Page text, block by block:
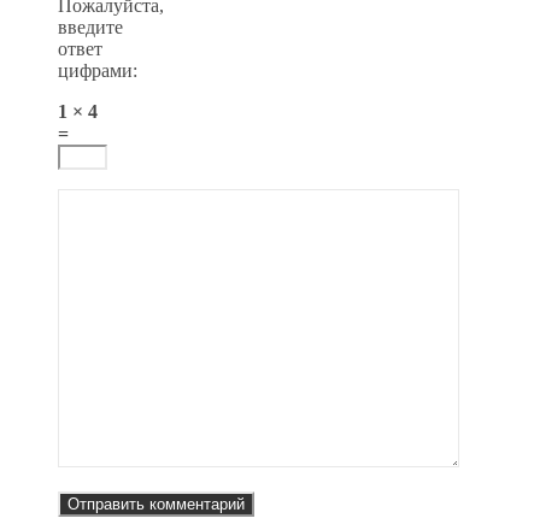
Пожалуйста,
введите
ответ
цифрами:
1 × 4
=